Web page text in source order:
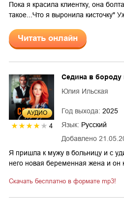
Пока я красила клиентку, она
такое...Что я выронила кисточку"
Читать онлайн
AУДИО
4
Добавлено
Седина в бороду
Юлия Ильская
Год выхода: 2025
Язык: Русский
Я пришла к мужу в больницу и с
него новая беременная жена и
Скачать бесплатно в формате mp3!